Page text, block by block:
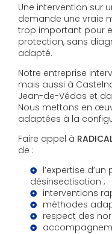
Une intervention sur
demande une vraie
trop important pour
protection, sans
adapté.
Notre entreprise
mais aussi à
Jean-de-Védas et
Nous mettons en
adaptées à la
Faire appel à
de :
l’expertise
désinsectisation ;
interventions
méthodes
respect des